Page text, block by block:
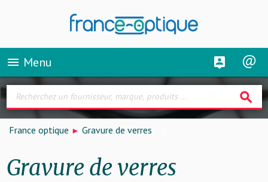
menu Menu
search
France optique Gravure de verres
Gravure de verres